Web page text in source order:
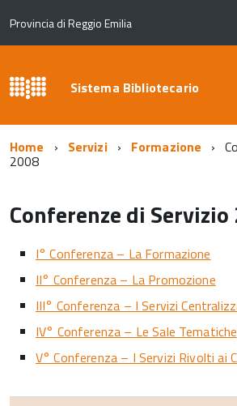
Provincia di Reggio Emilia
Sistema Bibliotecario
Home Servizi Formazione
2008
Conferenze di
I° Conferenza – La Formazione
II° Conferenza – La Promozione
III° Conferenza – I Servizi
IV° Conferenza – Le Sale Tematiche
V° Conferenza – I Servizi Rivolti ai